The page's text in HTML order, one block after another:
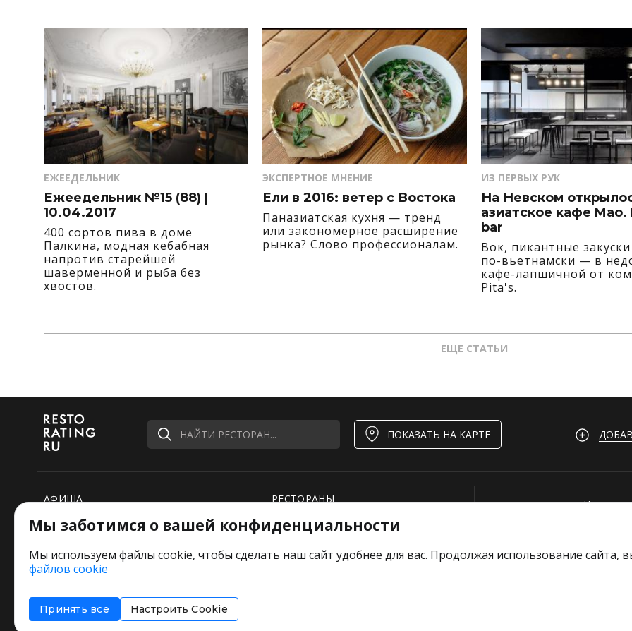
ЕЖЕЕДЕЛЬНИК
Ежеедельник №15 (88) |
10.04.2017
400 сортов пива в доме
Палкина, модная кебабная
напротив старейшей
шаверменной и рыба без
хвостов.
ЭКСПЕРТНОЕ МНЕНИЕ
Ели в 2016: ветер с Востока
Паназиатская кухня — тренд
или закономерное расширение
рынка? Слово профессионалам.
ИЗ ПЕРВЫХ РУК
На Невском
азиатское кафе Mao.
bar
Вок, пикантные
по-вьетнамски — в
кафе-лапшичной от
Pita's.
ЕЩЕ СТАТЬИ
НАЙТИ РЕСТОРАН... ПОКАЗАТЬ НА КАРТЕ
АФИША
РЕСТОРАНЫ
РЕЙТИНГИ
НОВОСТИ
СПЕЦПРОЕКТЫ
РЕДАКЦИЯ ШУТИТ
Нашли
Вакансии
Мы заботимся о вашей конфиденциальности
Мы используем файлы cookie, чтобы сделать наш сайт удобнее для вас. Продолжая использование сайта,
файлов cookie
Принять все Настроить Cookie